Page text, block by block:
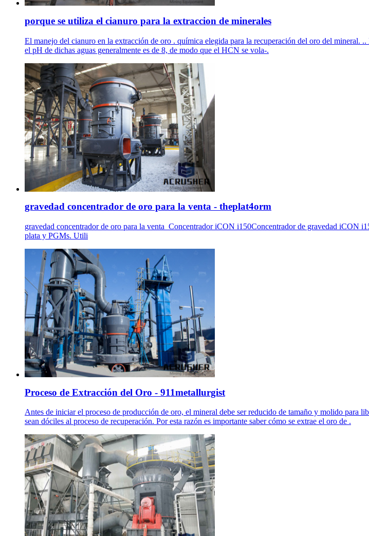
porque se utiliza el cianuro para la extraccion de minerales
El manejo del cianuro en la extracción de oro . química elegida para la recuperación del oro del
el pH de dichas aguas generalmente es de 8, de modo que el HCN se vola-.
gravedad concentrador de oro para la venta - theplat4orm
gravedad concentrador de oro para la venta_Concentrador iCON i150Concentrador de gravedad iCON
plata y PGMs. Utili
Proceso de Extracción del Oro - 911metallurgist
Antes de iniciar el proceso de producción de oro, el mineral debe ser reducido de tamaño y molido para
sean dóciles al proceso de recuperación. Por esta razón es importante saber cómo se extrae el oro de .